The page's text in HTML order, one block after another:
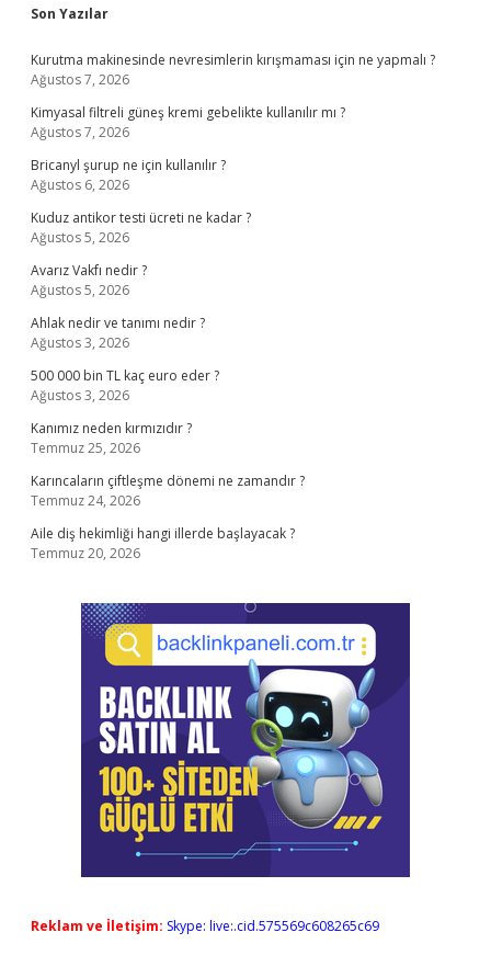
Sidebar
Son Yazılar
Kurutma makinesinde nevresimlerin kırışmaması için ne yapmalı ?
Ağustos 7, 2026
Kimyasal filtreli güneş kremi gebelikte kullanılır mı ?
Ağustos 7, 2026
Bricanyl şurup ne için kullanılır ?
Ağustos 6, 2026
Kuduz antikor testi ücreti ne kadar ?
Ağustos 5, 2026
Avarız Vakfı nedir ?
Ağustos 5, 2026
Ahlak nedir ve tanımı nedir ?
Ağustos 3, 2026
500 000 bin TL kaç euro eder ?
Ağustos 3, 2026
Kanımız neden kırmızıdır ?
Temmuz 25, 2026
Karıncaların çiftleşme dönemi ne zamandır ?
Temmuz 24, 2026
Aile diş hekimliği hangi illerde başlayacak ?
Temmuz 20, 2026
Reklam ve İletişim: Skype: live:.cid.575569c608265c69